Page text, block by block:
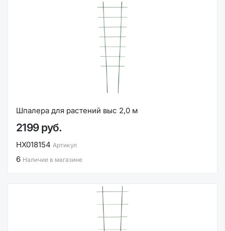
Шпалера для растений выс 2,0 м
2199 руб.
НХ018154 Артикул
6 Наличие в магазине